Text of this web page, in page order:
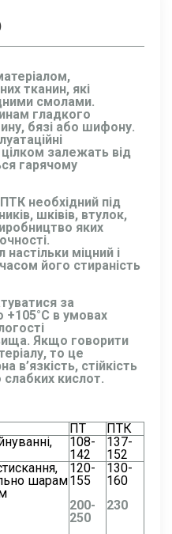
тканин, які
смолами.
гладкого
бязі або шифону.
залежать від
гарячому
необхідний під
шківів, втулок,
яких
міцний і
його стираність
за
+105°С в умовах
Якщо говорити
то це
в’язкість, стійкість
слабких кислот.
ПТ
ПТК
108-
142
137-
152
шарам
120-
155
200-
250
130-
160
230